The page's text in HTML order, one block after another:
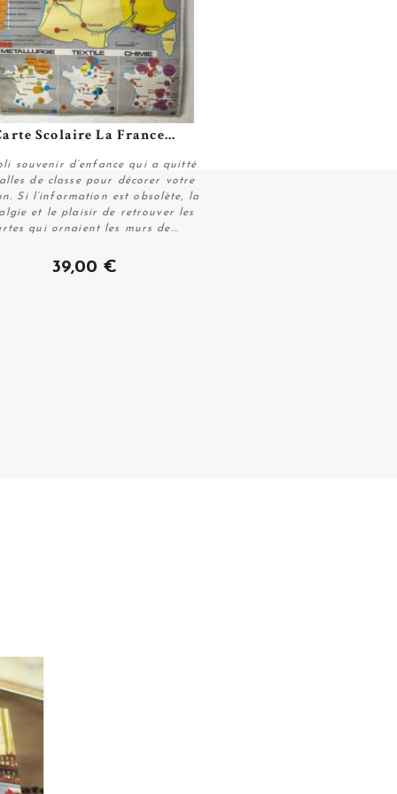
Plus de détails
Scolaire La France...
souvenir d’enfance qui a quitté
de classe pour décorer votre
Si l’information est obsolète, la
et le plaisir de retrouver les
qui ornaient les murs de...
39,00 €